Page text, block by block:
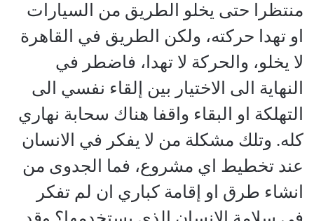
منتظرا حتى يخلو الطريق من السيارات
او تهدا حركته، ولكن الطريق في القاهرة
لا يخلو، والحركة لا تهدا، فاضطر في
النهاية الى الاختيار بين إلقاء نفسي الى
التهلكة او البقاء واقفا هناك سحابة نهاري
كله. وتلك مشكلة من لا يفكر في الانسان
عند تخطيط اي مشروع، فما الجدوى من
انشاء طرق او إقامة كباري ان لم تفكر